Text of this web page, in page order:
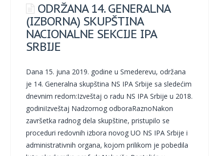
ODRŽANA 14. GENERALNA
(IZBORNA) SKUPŠTINA
NACIONALNE SEKCIJE IPA
SRBIJE
Dana 15. juna 2019. godine u Smederevu, održana
je 14. Generalna skupština NS IPA Srbije sa sledećim
dnevnim redom:Izveštaj o radu NS IPA Srbije u 2018.
godiniIzveštaj Nadzornog odboraRaznoNakon
završetka radnog dela skupštine, pristupilo se
proceduri redovnih izbora novog UO NS IPA Srbije i
administrativnih organa, kojom prilikom je pobedila